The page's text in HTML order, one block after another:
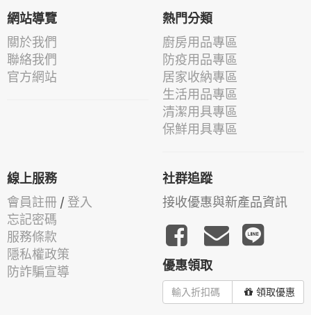
網站導覽
關於我們
聯絡我們
官方網站
熱門分類
廚房用品專區
防疫用品專區
居家收納專區
生活用品專區
清潔用具專區
保鮮用具專區
線上服務
會員註冊 / 登入
忘記密碼
服務條款
隱私權政策
防詐騙宣導
社群追蹤
接收優惠與新產品資訊
優惠領取
領取優惠